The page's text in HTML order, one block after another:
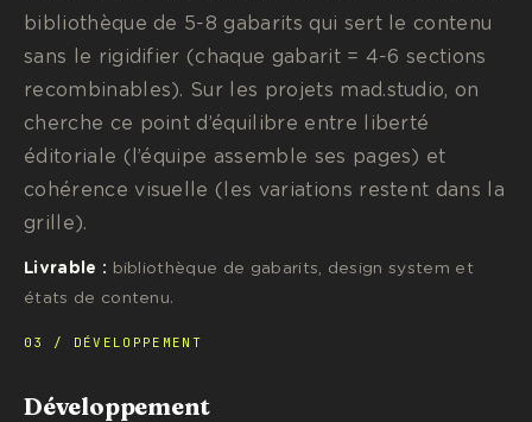
bibliothèque de 5-8 gabarits qui sert le contenu
sans le rigidifier (chaque gabarit = 4-6 sections
recombinables). Sur les projets mad.studio, on
cherche ce point d’équilibre entre liberté
éditoriale (l’équipe assemble ses pages) et
cohérence visuelle (les variations restent dans la
grille).
Livrable : bibliothèque de gabarits, design system et
états de contenu.
03 / DÉVELOPPEMENT
Développement